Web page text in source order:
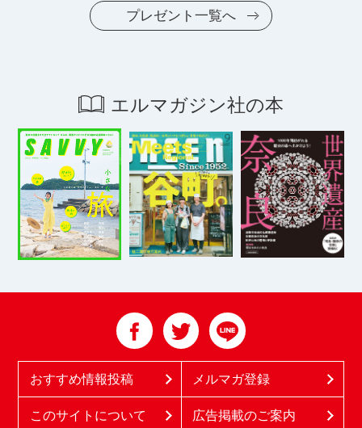
プレゼント一覧へ
エルマガジン社の本
おすすめ情報投稿 メルマガ登録
このサイトについて 広告掲載のご案内